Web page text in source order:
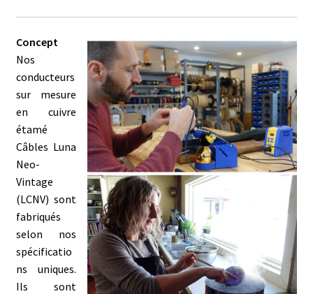
Concept
Nos
conducteurs
sur mesure
en cuivre
étamé
Câbles Luna
Neo-
Vintage
(LCNV) sont
fabriqués
selon nos
spécificatio
ns uniques.
Ils sont